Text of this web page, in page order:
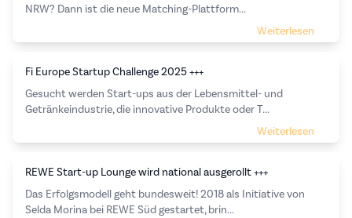
NRW? Dann ist die neue Matching-Plattform...
Weiterlesen
Fi Europe Startup Challenge 2025 +++
Gesucht werden Start-ups aus der Lebensmittel- und
Getränkeindustrie, die innovative Produkte oder T...
Weiterlesen
REWE Start-up Lounge wird national ausgerollt +++
Das Erfolgsmodell geht bundesweit! 2018 als Initiative von
Selda Morina bei REWE Süd gestartet, brin...